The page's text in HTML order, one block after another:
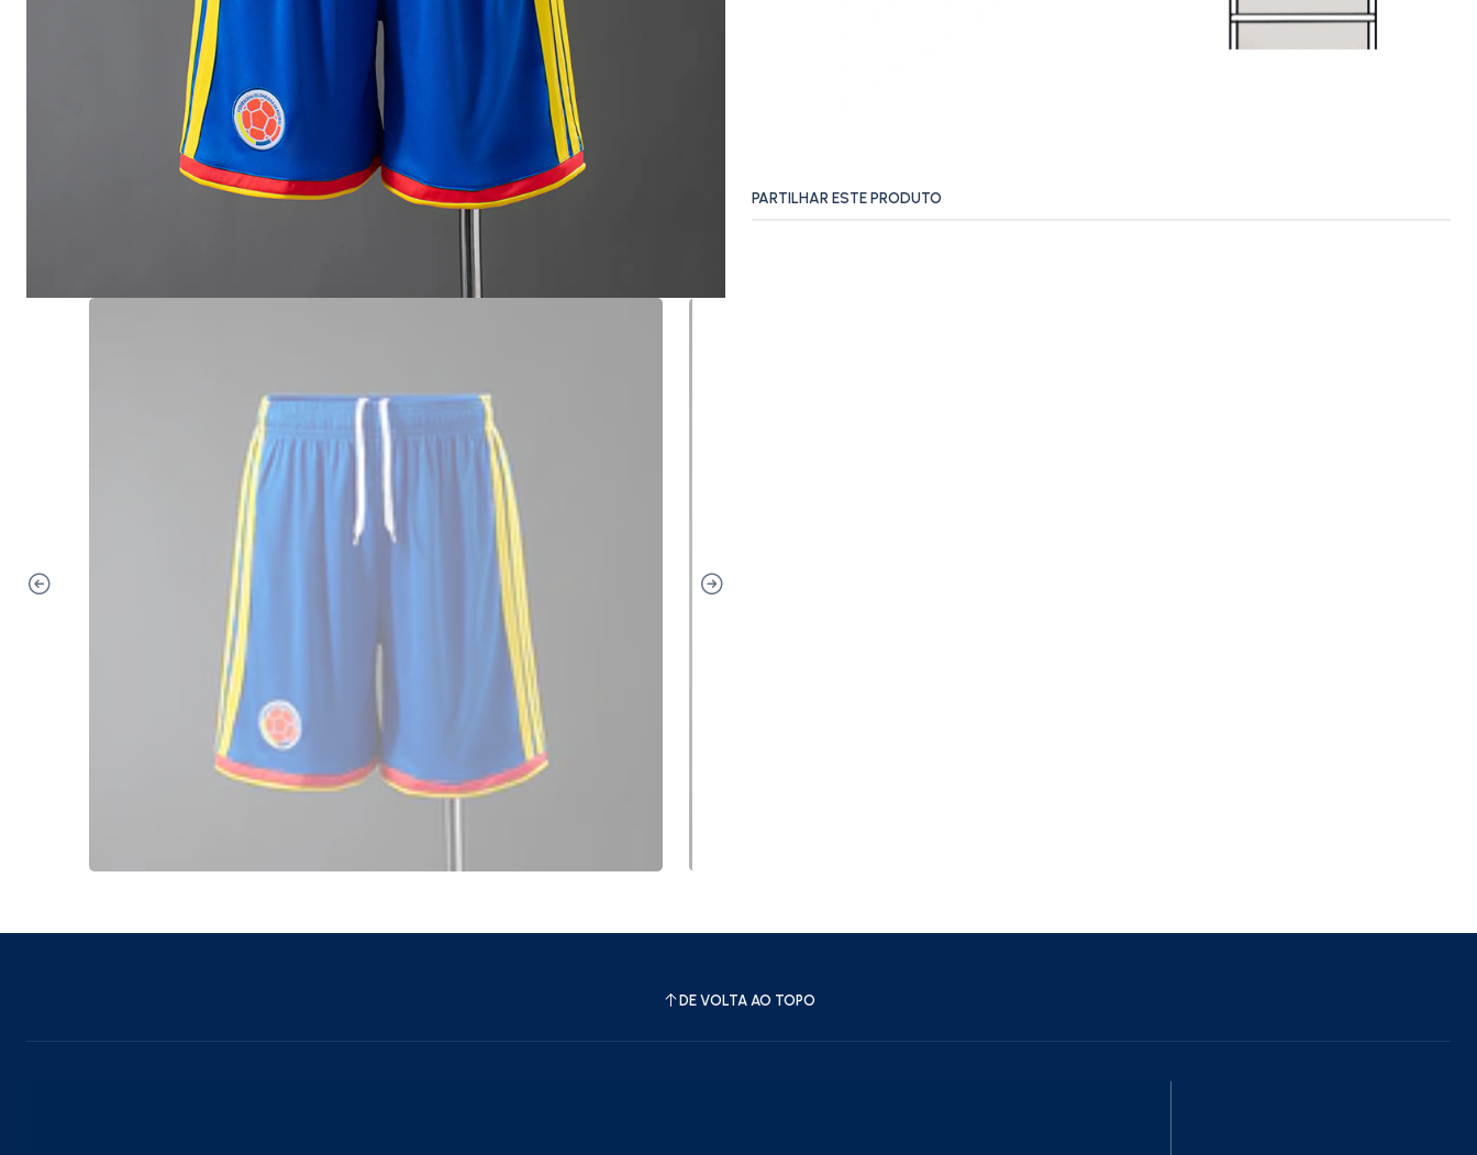
PARTILHAR ESTE PRODUTO
DE VOLTA AO TOPO